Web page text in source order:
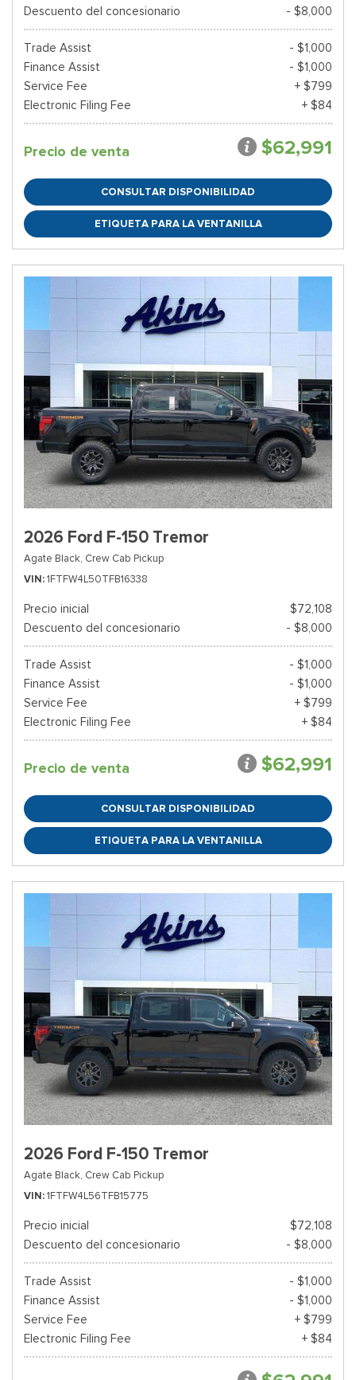
Descuento del concesionario
- $8,000
Trade Assist
- $1,000
Finance Assist
- $1,000
Service Fee
+ $799
Electronic Filing Fee
+ $84
Precio de venta $62,991
CONSULTAR DISPONIBILIDAD
ETIQUETA PARA LA VENTANILLA
2026 Ford F-150 Tremor
Agate Black, Crew Cab Pickup
VIN 1FTFW4L50TFB16338
Precio inicial
$72,108
Descuento del concesionario
- $8,000
Trade Assist
- $1,000
Finance Assist
- $1,000
Service Fee
+ $799
Electronic Filing Fee
+ $84
Precio de venta $62,991
CONSULTAR DISPONIBILIDAD
ETIQUETA PARA LA VENTANILLA
2026 Ford F-150 Tremor
Agate Black, Crew Cab Pickup
VIN 1FTFW4L56TFB15775
Precio inicial
$72,108
Descuento del concesionario
- $8,000
Trade Assist
- $1,000
Finance Assist
- $1,000
Service Fee
+ $799
Electronic Filing Fee
+ $84